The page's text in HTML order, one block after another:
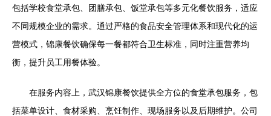
包括学校食堂承包、团膳承包、饭堂承包等多元化餐饮服务，适应
不同规模企业的需求。通过严格的食品安全管理体系和现代化的运
营模式，锦康餐饮确保每一餐都符合卫生标准，同时注重营养均
衡，提升员工用餐体验。
在服务内容上，武汉锦康餐饮提供全方位的食堂承包服务，包
括菜单设计、食材采购、烹饪制作、现场服务以及后期维护。公司